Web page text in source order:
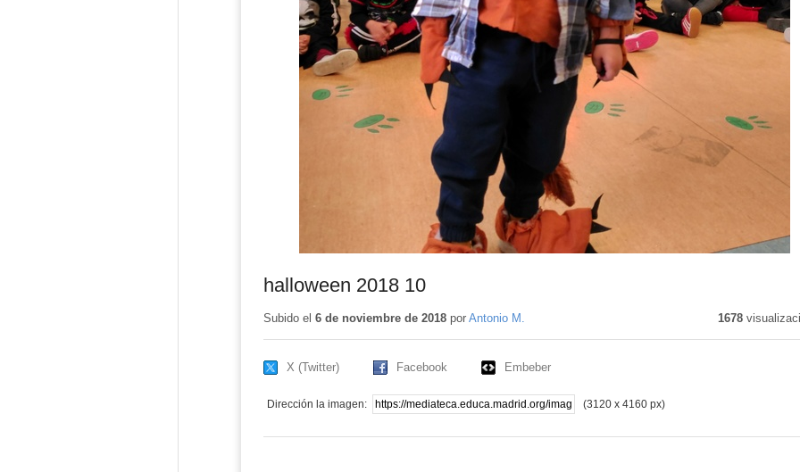
halloween 2018 10
Subido el 6 de noviembre de 2018por Antonio M. 1678
X (Twitter) Facebook Embeber
Dirección la imagen: (3120 x 4160 px)